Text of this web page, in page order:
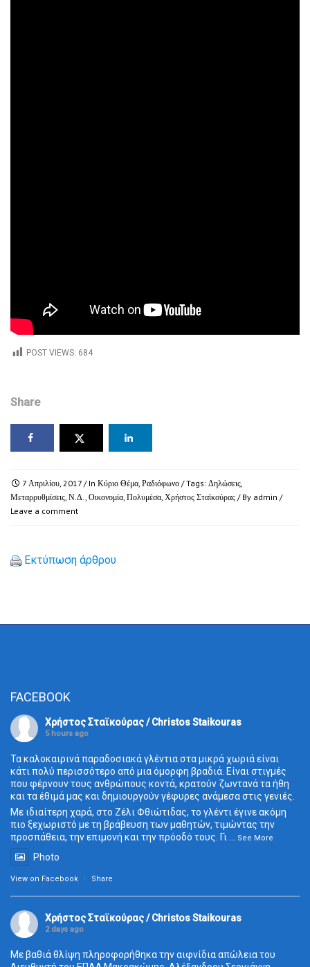
POST VIEWS: 684
Share
7 Απριλίου, 2017 / In Κύριο Θέμα, Ραδιόφωνο / Tags: Δηλώσεις,
Μεταρρυθμίσεις, Ν.Δ., Οικονομία, Πολυμέσα, Χρήστος Σταϊκούρας / By admin /
Leave a comment
Εκτύπωση άρθρου
FACEBOOK
Χρήστος Σταϊκούρας / Christos Staikouras
5 hours ago
Τα καλοκαιρινά παραδοσιακά γλέντια στα μικρά χωριά είναι
κάτι πολύ περισσότερο από μια όμορφη βραδιά. Είναι στιγμές
που φέρνουν τους ανθρώπους κοντά, κρατούν ζωντανά τα ήθη
και τα έθιμά μας και δημιουργούν γέφυρες ανάμεσα στις γενιές.
Με ιδιαίτερη χαρά, στο Ζέλι Φθιώτιδας, το γλέντι έγινε ακόμη
πιο ξεχωριστό με τη βράβευση των μαθητών, τιμώντας την
προσπάθεια, την επιμονή και την πρόοδό τους. Γι... See More
Photo
View on Facebook · Share
Χρήστος Σταϊκούρας / Christos Staikouras
2 days ago
Με βαθιά θλίψη πληροφορήθηκα την αιφνίδια απώλεια του